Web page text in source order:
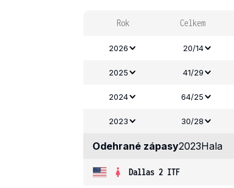
Rok Celkem
2026 20/14
2025 41/29
2024 64/25
2023 30/28
Odehrané zápasy2023Hala
Dallas 2 ITF